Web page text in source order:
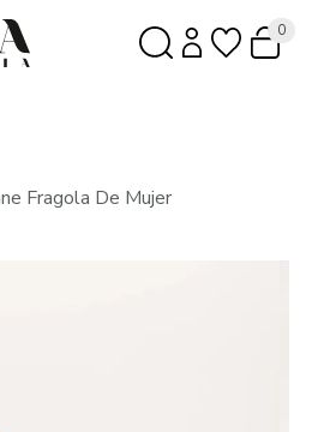
0
Fragola De Mujer